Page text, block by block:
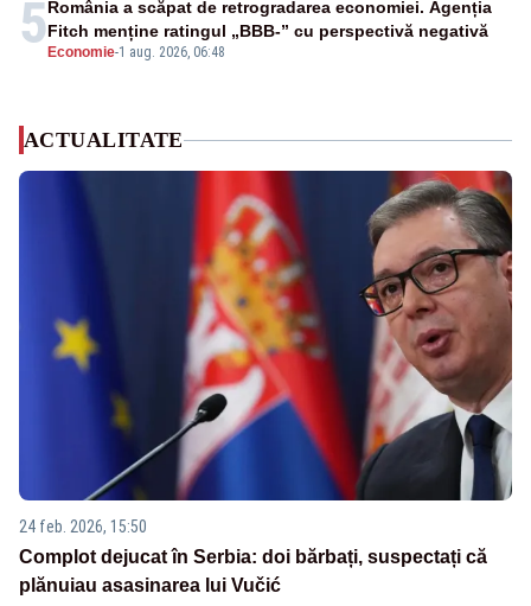
5 Economie-1 aug. 2026, 06:48
România a scăpat de retrogradarea economiei. Agenția
Fitch menține ratingul „BBB-” cu perspectivă negativă
ACTUALITATE
24 feb. 2026, 15:50
Complot dejucat în Serbia: doi bărbați, suspectați că
plănuiau asasinarea lui Vučić